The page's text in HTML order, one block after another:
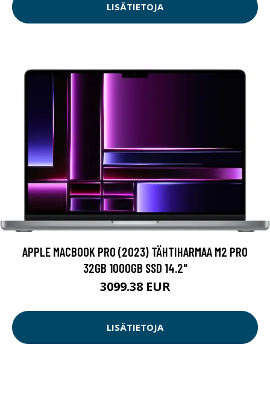
LISÄTIETOJA
APPLE MACBOOK PRO (2023) TÄHTIHARMAA M2 PRO
32GB 1000GB SSD 14.2"
3099.38 EUR
LISÄTIETOJA